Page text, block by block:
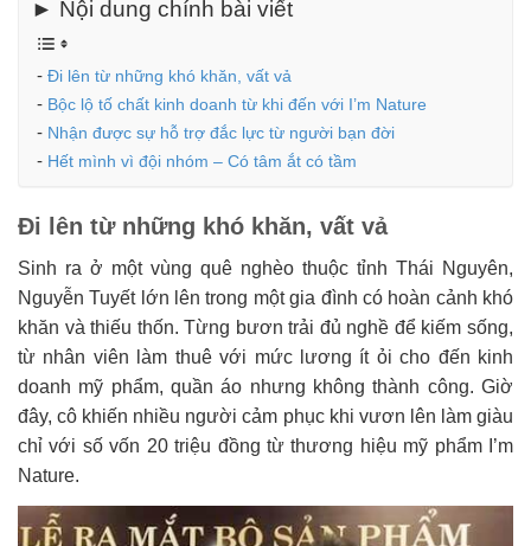
► Nội dung chính bài viết
Đi lên từ những khó khăn, vất vả
Bộc lộ tố chất kinh doanh từ khi đến với I’m Nature
Nhận được sự hỗ trợ đắc lực từ người bạn đời
Hết mình vì đội nhóm – Có tâm ắt có tầm
Đi lên từ những khó khăn, vất vả
Sinh ra ở một vùng quê nghèo thuộc tỉnh Thái Nguyên,
Nguyễn Tuyết lớn lên trong một gia đình có hoàn cảnh khó
khăn và thiếu thốn. Từng bươn trải đủ nghề để kiếm sống,
từ nhân viên làm thuê với mức lương ít ỏi cho đến kinh
doanh mỹ phẩm, quần áo nhưng không thành công. Giờ
đây, cô khiến nhiều người cảm phục khi vươn lên làm giàu
chỉ với số vốn 20 triệu đồng từ thương hiệu mỹ phẩm I’m
Nature.